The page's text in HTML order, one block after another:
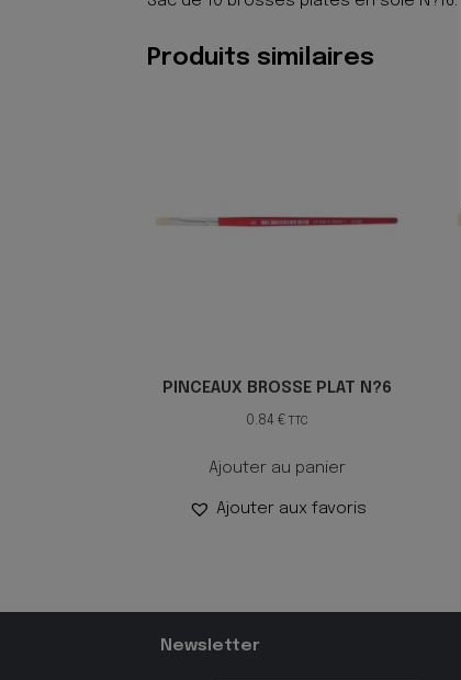
Produits similaires
PINCEAUX BROSSE PLAT N?6
0.84€ TTC
Ajouter au panier
Ajouter aux favoris
Newsletter